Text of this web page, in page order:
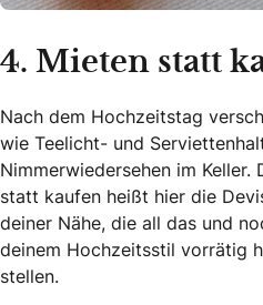
4. Mieten statt
Nach dem Hochzeitstag
wie Teelicht- und
Nimmerwiedersehen im Keller.
statt kaufen heißt hier die
deiner Nähe, die all das und
deinem Hochzeitsstil vorrätig
stellen.